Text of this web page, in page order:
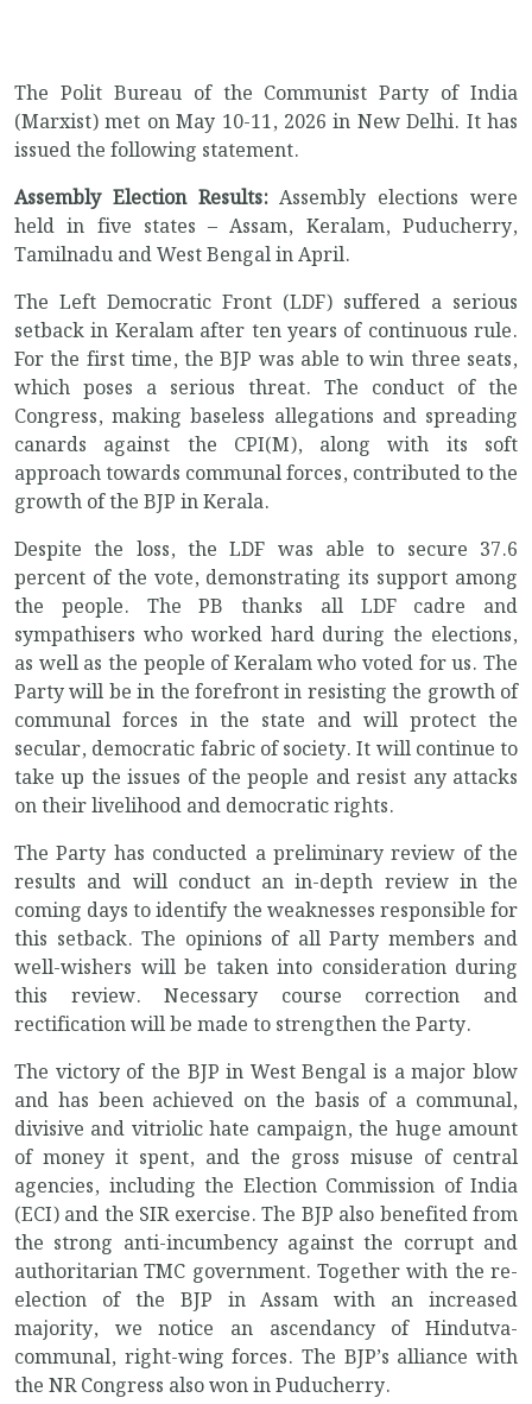
The Polit Bureau of the Communist Party of India
(Marxist) met on May 10-11, 2026 in New Delhi. It has
issued the following statement.
Assembly Election Results:Assembly elections were
held in five states – Assam, Keralam, Puducherry,
Tamilnadu and West Bengal in April.
The Left Democratic Front (LDF) suffered a serious
setback in Keralam after ten years of continuous rule.
For the first time, the BJP was able to win three seats,
which poses a serious threat. The conduct of the
Congress, making baseless allegations and spreading
canards against the CPI(M), along with its soft
approach towards communal forces, contributed to the
growth of the BJP in Kerala.
Despite the loss, the LDF was able to secure 37.6
percent of the vote, demonstrating its support among
the people. The PB thanks all LDF cadre and
sympathisers who worked hard during the elections,
as well as the people of Keralam who voted for us. The
Party will be in the forefront in resisting the growth of
communal forces in the state and will protect the
secular, democratic fabric of society. It will continue to
take up the issues of the people and resist any attacks
on their livelihood and democratic rights.
The Party has conducted a preliminary review of the
results and will conduct an in-depth review in the
coming days to identify the weaknesses responsible for
this setback. The opinions of all Party members and
well-wishers will be taken into consideration during
this review. Necessary course correction and
rectification will be made to strengthen the Party.
The victory of the BJP in West Bengal is a major blow
and has been achieved on the basis of a communal,
divisive and vitriolic hate campaign, the huge amount
of money it spent, and the gross misuse of central
agencies, including the Election Commission of India
(ECI) and the SIR exercise. The BJP also benefited from
the strong anti-incumbency against the corrupt and
authoritarian TMC government. Together with the re-
election of the BJP in Assam with an increased
majority, we notice an ascendancy of Hindutva-
communal, right-wing forces. The BJP’s alliance with
the NR Congress also won in Puducherry.